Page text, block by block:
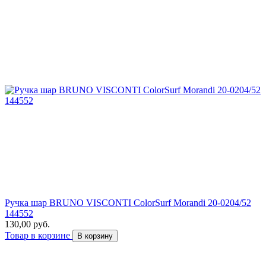
Ручка шар BRUNO VISCONTI ColorSurf Morandi 20-0204/52
144552
130,00 руб.
Товар в корзине
В корзину